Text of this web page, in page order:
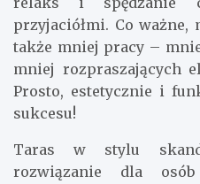
przyjaciółmi. Co
także mniej pracy –
mniej rozpraszających
Prosto, estetycznie i
sukcesu!
Taras w stylu
rozwiązanie dla